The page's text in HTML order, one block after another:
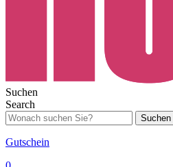
Suchen
Search
Suchen
Gutschein